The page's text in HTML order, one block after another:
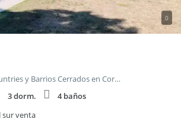
0
Barrancas del Sur, Countries y Barrios Cerrados en Cordoba Capital
3 dorm.
4 baños
sur venta